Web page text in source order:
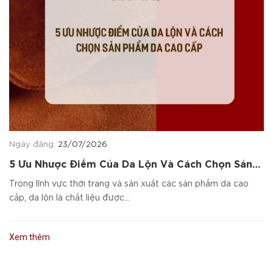
Ngày đăng: 23/07/2026
5 Ưu Nhược Điểm Của Da Lộn Và Cách Chọn Sản
Phẩm Da Cao Cấp
Trong lĩnh vực thời trang và sản xuất các sản phẩm da cao
cấp, da lộn là chất liệu được...
Xem thêm